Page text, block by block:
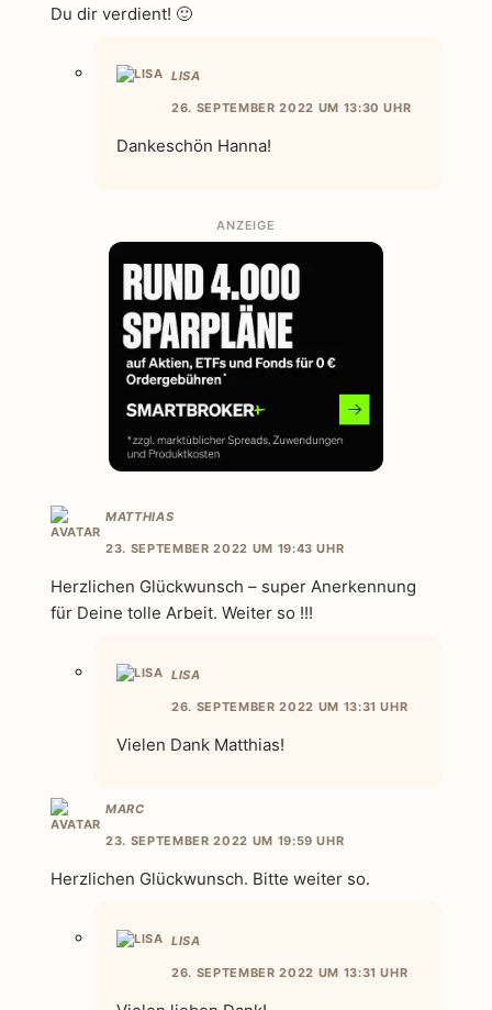
Du dir verdient! 🙂
LISA
26. SEPTEMBER 2022 UM 13:30 UHR
Dankeschön Hanna!
ANZEIGE
MATTHIAS
23. SEPTEMBER 2022 UM 19:43 UHR
Herzlichen Glückwunsch – super Anerkennung
für Deine tolle Arbeit. Weiter so !!!
LISA
26. SEPTEMBER 2022 UM 13:31 UHR
Vielen Dank Matthias!
MARC
23. SEPTEMBER 2022 UM 19:59 UHR
Herzlichen Glückwunsch. Bitte weiter so.
LISA
26. SEPTEMBER 2022 UM 13:31 UHR